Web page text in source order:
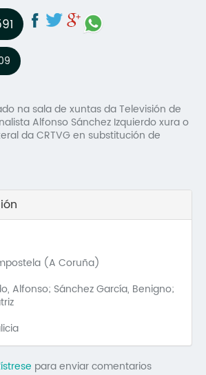
na sala de xuntas da Televisión de
Alfonso Sánchez Izquierdo xura o
da CRTVG en substitución de
(A Coruña)
Alfonso; Sánchez García, Benigno;
para enviar comentarios